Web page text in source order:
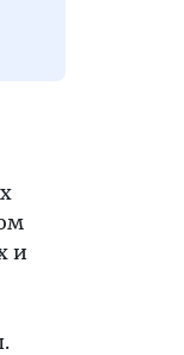
и